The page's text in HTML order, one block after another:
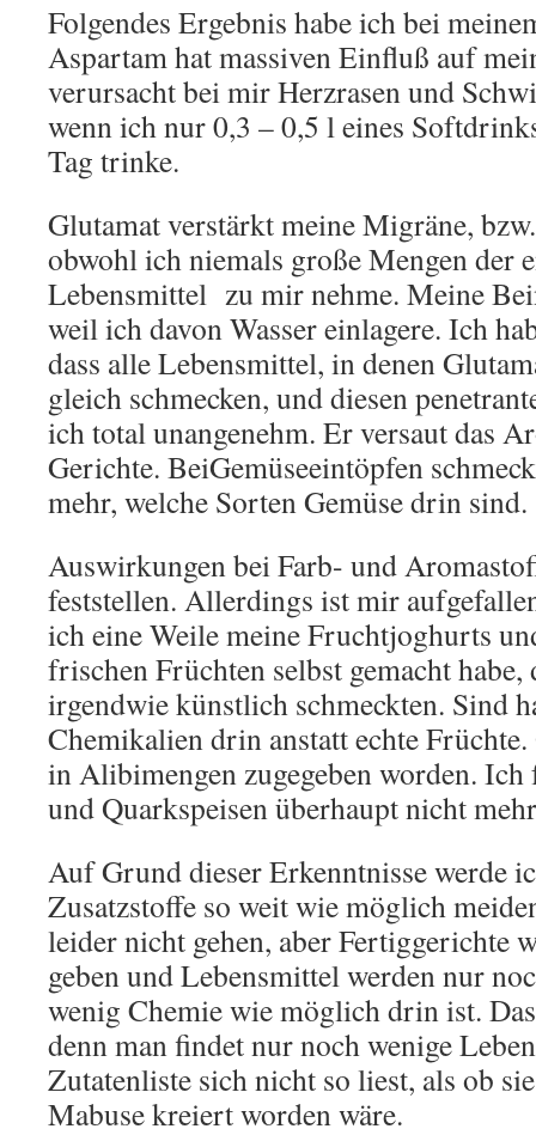
Folgendes Ergebnis habe ich bei
Aspartam hat massiven Einfluß auf
verursacht bei mir Herzrasen und
wenn ich nur 0,3 – 0,5 l eines
Tag trinke.
Glutamat verstärkt meine Migräne,
obwohl ich niemals große Mengen der
Lebensmittel zu mir nehme. Meine
weil ich davon Wasser einlagere. Ich
dass alle Lebensmittel, in denen
gleich schmecken, und diesen
ich total unangenehm. Er versaut das
Gerichte. BeiGemüseeintöpfen
mehr, welche Sorten Gemüse drin sind.
Auswirkungen bei Farb- und
feststellen. Allerdings ist mir
ich eine Weile meine Fruchtjoghurts
frischen Früchten selbst gemacht
irgendwie künstlich schmeckten. Sind
Chemikalien drin anstatt echte
in Alibimengen zugegeben worden. Ich
und Quarkspeisen überhaupt nicht
Auf Grund dieser Erkenntnisse werde
Zusatzstoffe so weit wie möglich
leider nicht gehen, aber Fertiggerichte
geben und Lebensmittel werden nur
wenig Chemie wie möglich drin ist.
denn man findet nur noch wenige
Zutatenliste sich nicht so liest, als ob
Mabuse kreiert worden wäre.